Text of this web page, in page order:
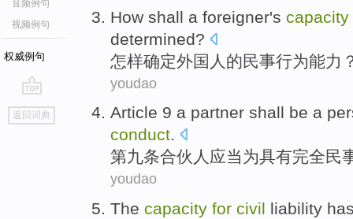
音频例句
视频例句
权威例句
go
top
返回词典
How shall a foreigner's capacity
determined?
怎样确定外国人 的民事行为能力
youdao
Article 9 a partner shall be a
conduct.
第九条合伙人 应当为具有完全民
youdao
The capacity for civil liability